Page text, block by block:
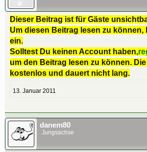
Dieser Beitrag ist für Gäste
Um diesen Beitrag lesen zu können,
ein.
Solltest Du keinen Account haben,
um den Beitrag lesen zu können.
kostenlos und dauert nicht lang.
13. Januar 2011
danem80
Jungsachse